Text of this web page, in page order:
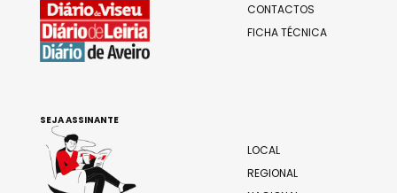
CONTACTOS
FICHA TÉCNICA
LOCAL
REGIONAL
SEJA ASSINANTE